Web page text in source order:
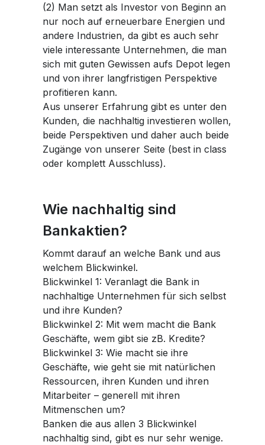
(2) Man setzt als Investor von Beginn an
nur noch auf erneuerbare Energien und
andere Industrien, da gibt es auch sehr
viele interessante Unternehmen, die man
sich mit guten Gewissen aufs Depot legen
und von ihrer langfristigen Perspektive
profitieren kann.
Aus unserer Erfahrung gibt es unter den
Kunden, die nachhaltig investieren wollen,
beide Perspektiven und daher auch beide
Zugänge von unserer Seite (best in class
oder komplett Ausschluss).
Wie nachhaltig sind
Bankaktien?
Kommt darauf an welche Bank und aus
welchem Blickwinkel.
Blickwinkel 1: Veranlagt die Bank in
nachhaltige Unternehmen für sich selbst
und ihre Kunden?
Blickwinkel 2: Mit wem macht die Bank
Geschäfte, wem gibt sie zB. Kredite?
Blickwinkel 3: Wie macht sie ihre
Geschäfte, wie geht sie mit natürlichen
Ressourcen, ihren Kunden und ihren
Mitarbeiter – generell mit ihren
Mitmenschen um?
Banken die aus allen 3 Blickwinkel
nachhaltig sind, gibt es nur sehr wenige.